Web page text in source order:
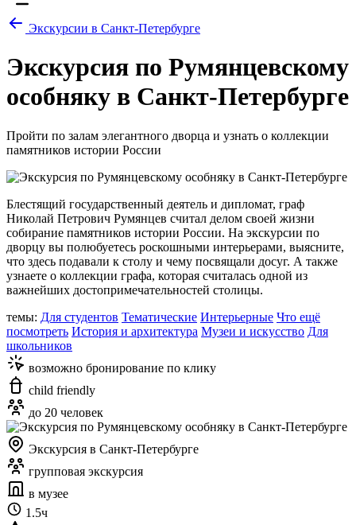
Экскурсии в Санкт-Петербурге
Экскурсия по Румянцевскому
особняку в Санкт-Петербурге
Пройти по залам элегантного дворца и узнать о коллекции
памятников истории России
Блестящий государственный деятель и дипломат, граф
Николай Петрович Румянцев считал делом своей жизни
собирание памятников истории России. На экскурсии по
дворцу вы полюбуетесь роскошными интерьерами, выясните,
что здесь подавали к столу и чему посвящали досуг. А также
узнаете о коллекции графа, которая считалась одной из
важнейших достопримечательностей столицы.
темы: Для студентов Тематические Интерьерные Что ещё
посмотреть История и архитектура Музеи и искусство Для
школьников
возможно бронирование по клику
child friendly
до 20 человек
Экскурсия в Санкт-Петербурге
групповая экскурсия
в музее
1.5ч